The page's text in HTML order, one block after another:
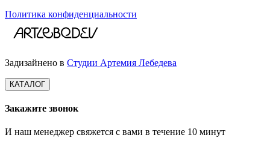
Политика конфиденциальности
Задизайнено в Студии Артемия Лебедева
КАТАЛОГ
Закажите звонок
И наш менеджер свяжется с вами в течение 10 минут